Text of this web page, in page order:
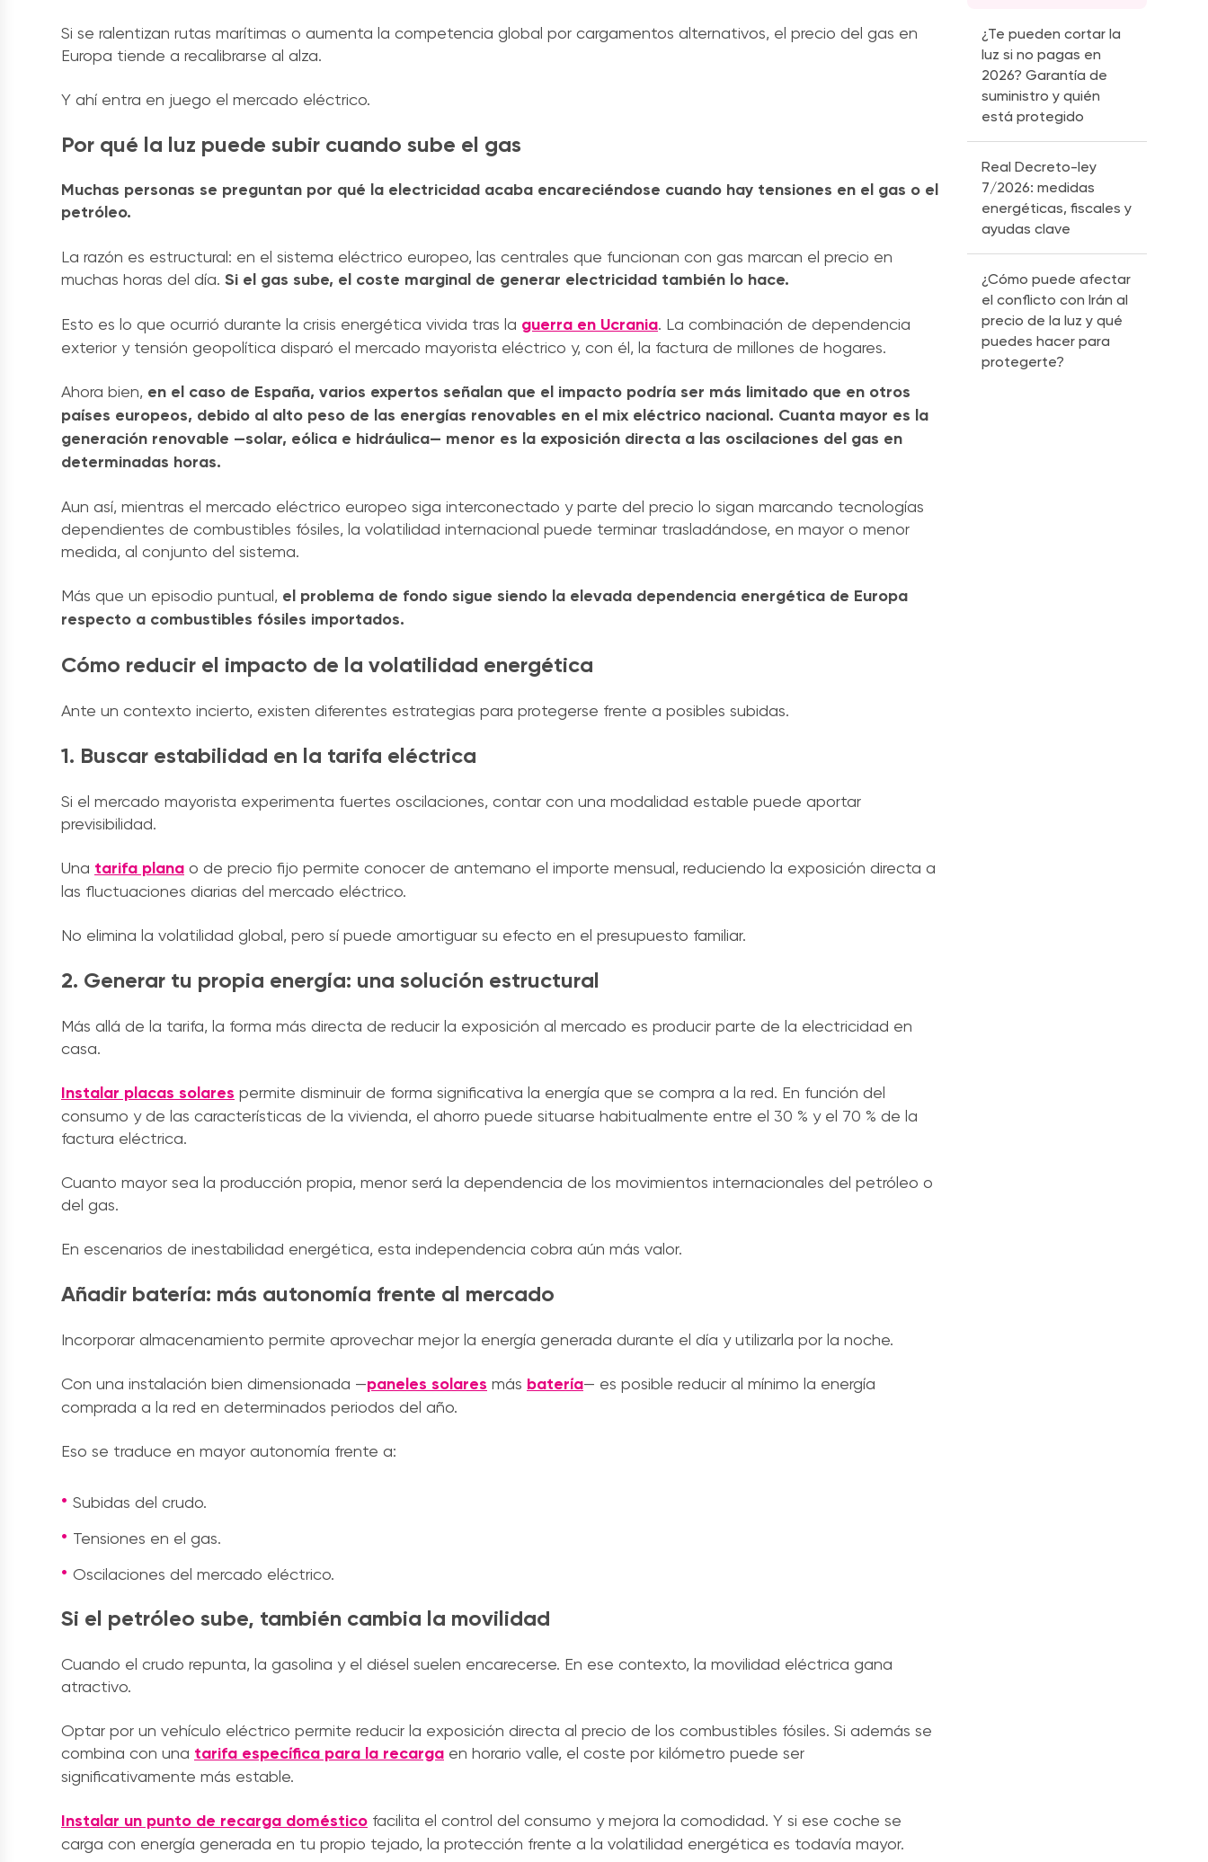
Si se ralentizan rutas marítimas o aumenta la competencia global por cargamentos alternativos, el precio del gas en
Europa tiende a recalibrarse al alza.
Y ahí entra en juego el mercado eléctrico.
Por qué la luz puede subir cuando sube el gas
Muchas personas se preguntan por qué la electricidad acaba encareciéndose cuando hay tensiones en el gas o el
petróleo.
La razón es estructural: en el sistema eléctrico europeo, las centrales que funcionan con gas marcan el precio en
muchas horas del día. Si el gas sube, el coste marginal de generar electricidad también lo hace.
Esto es lo que ocurrió durante la crisis energética vivida tras la guerra en Ucrania. La combinación de dependencia
exterior y tensión geopolítica disparó el mercado mayorista eléctrico y, con él, la factura de millones de hogares.
Ahora bien, en el caso de España, varios expertos señalan que el impacto podría ser más limitado que en otros
países europeos, debido al alto peso de las energías renovables en el mix eléctrico nacional. Cuanta mayor es la
generación renovable —solar, eólica e hidráulica— menor es la exposición directa a las oscilaciones del gas en
determinadas horas.
Aun así, mientras el mercado eléctrico europeo siga interconectado y parte del precio lo sigan marcando tecnologías
dependientes de combustibles fósiles, la volatilidad internacional puede terminar trasladándose, en mayor o menor
medida, al conjunto del sistema.
Más que un episodio puntual, el problema de fondo sigue siendo la elevada dependencia energética de Europa
respecto a combustibles fósiles importados.
Cómo reducir el impacto de la volatilidad energética
Ante un contexto incierto, existen diferentes estrategias para protegerse frente a posibles subidas.
1. Buscar estabilidad en la tarifa eléctrica
Si el mercado mayorista experimenta fuertes oscilaciones, contar con una modalidad estable puede aportar
previsibilidad.
Una tarifa plana o de precio fijo permite conocer de antemano el importe mensual, reduciendo la exposición directa a
las fluctuaciones diarias del mercado eléctrico.
No elimina la volatilidad global, pero sí puede amortiguar su efecto en el presupuesto familiar.
2. Generar tu propia energía: una solución estructural
Más allá de la tarifa, la forma más directa de reducir la exposición al mercado es producir parte de la electricidad en
casa.
Instalar placas solares permite disminuir de forma significativa la energía que se compra a la red. En función del
consumo y de las características de la vivienda, el ahorro puede situarse habitualmente entre el 30 % y el 70 % de la
factura eléctrica.
Cuanto mayor sea la producción propia, menor será la dependencia de los movimientos internacionales del petróleo o
del gas.
En escenarios de inestabilidad energética, esta independencia cobra aún más valor.
Añadir batería: más autonomía frente al mercado
Incorporar almacenamiento permite aprovechar mejor la energía generada durante el día y utilizarla por la noche.
Con una instalación bien dimensionada —paneles solares más batería— es posible reducir al mínimo la energía
comprada a la red en determinados periodos del año.
Eso se traduce en mayor autonomía frente a:
Subidas del crudo.
Tensiones en el gas.
Oscilaciones del mercado eléctrico.
Si el petróleo sube, también cambia la movilidad
Cuando el crudo repunta, la gasolina y el diésel suelen encarecerse. En ese contexto, la movilidad eléctrica gana
atractivo.
Optar por un vehículo eléctrico permite reducir la exposición directa al precio de los combustibles fósiles. Si además se
combina con una tarifa específica para la recarga en horario valle, el coste por kilómetro puede ser
significativamente más estable.
Instalar un punto de recarga doméstico facilita el control del consumo y mejora la comodidad. Y si ese coche se
carga con energía generada en tu propio tejado, la protección frente a la volatilidad energética es todavía mayor.
¿Te pueden cortar la
luz si no pagas en
2026? Garantía de
suministro y quién
está protegido
Real Decreto-ley
7/2026: medidas
energéticas, fiscales y
ayudas clave
¿Cómo puede afectar
el conflicto con Irán al
precio de la luz y qué
puedes hacer para
protegerte?